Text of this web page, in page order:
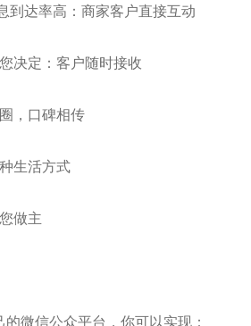
到达率高：商家客户直接互动
决定：客户随时接收
，口碑相传
生活方式
做主
微信公众平台，你可以实现：